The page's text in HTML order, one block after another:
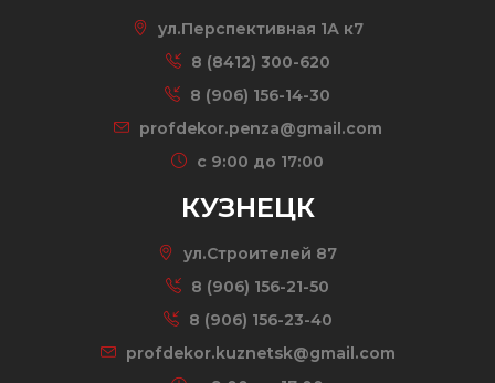
ул.Перспективная 1А к7
8 (8412) 300-620
8 (906) 156-14-30
profdekor.penza@gmail.com
c 9:00 до 17:00
КУЗНЕЦК
ул.Строителей 87
8 (906) 156-21-50
8 (906) 156-23-40
profdekor.kuznetsk@gmail.com